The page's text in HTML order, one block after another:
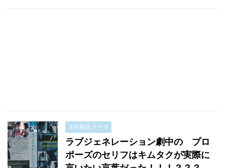
木村拓哉 ドラマ
ラブジェネレーション劇中の プロ
ポーズのセリフはキムタクが実際に